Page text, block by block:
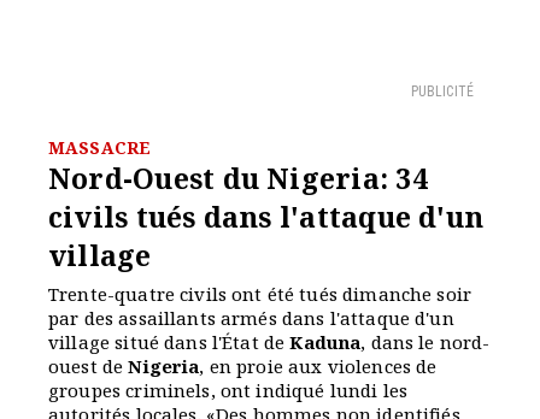
PUBLICITÉ
MASSACRE
Nord-Ouest du Nigeria: 34
civils tués dans l'attaque d'un
village
Trente-quatre civils ont été tués dimanche soir
par des assaillants armés dans l'attaque d'un
village situé dans l'État deKaduna, dans le nord-
ouest deNigeria, en proie aux violences de
groupes criminels, ont indiqué lundi les
autorités locales. «Des hommes non identifiés